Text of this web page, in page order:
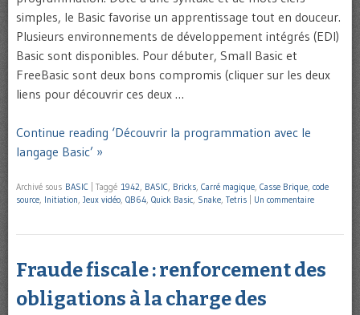
simples, le Basic favorise un apprentissage tout en douceur.
Plusieurs environnements de développement intégrés (EDI)
Basic sont disponibles. Pour débuter, Small Basic et
FreeBasic sont deux bons compromis (cliquer sur les deux
liens pour découvrir ces deux …
Continue reading ‘Découvrir la programmation avec le
langage Basic’ »
Archivé sous BASIC Taggé 1942, BASIC, Bricks, Carré magique, Casse Brique, code
source, Initiation, Jeux vidéo, QB64, Quick Basic, Snake, Tetris Un commentaire
Fraude fiscale : renforcement des
obligations à la charge des